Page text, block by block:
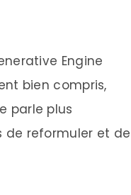
Engine
bien compris,
parle plus
de reformuler et de